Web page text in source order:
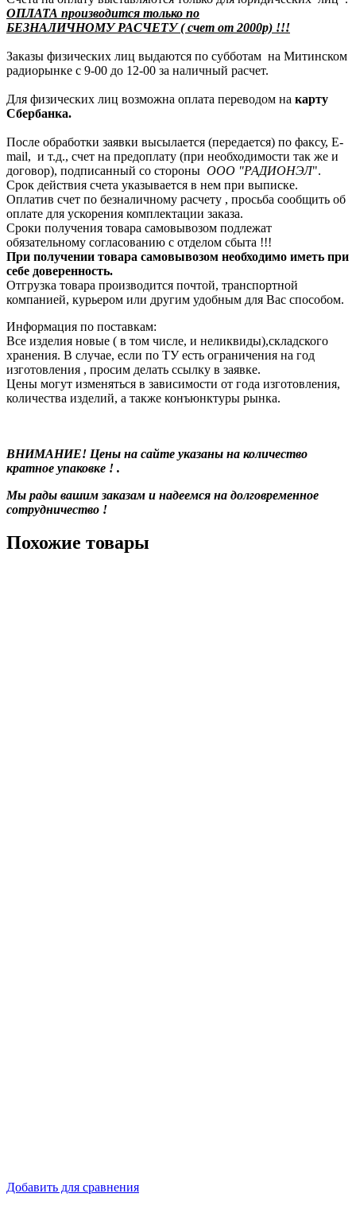
ОПЛАТА производится только по
БЕЗНАЛИЧНОМУ РАСЧЕТУ ( счет от 2000р) !!!
Заказы физических лиц выдаются по субботам на Митинском
радиорынке с 9-00 до 12-00 за наличный расчет.
Для физических лиц возможна оплата переводом на карту
Сбербанка.
После обработки заявки высылается (передается) по факсу, E-
mail, и т.д., счет на предоплату (при необходимости так же и
договор), подписанный со стороны ООО "РАДИОНЭЛ".
Срок действия счета указывается в нем при выписке.
Оплатив счет по безналичному расчету , просьба сообщить об
оплате для ускорения комплектации заказа.
Сроки получения товара самовывозом подлежат
обязательному согласованию с отделом сбыта !!!
При получении товара самовывозом необходимо иметь при
себе доверенность.
Отгрузка товара производится почтой, транспортной
компанией, курьером или другим удобным для Вас способом.
Информация по поставкам:
Все изделия новые ( в том числе, и неликвиды),складского
хранения. В случае, если по ТУ есть ограничения на год
изготовления , просим делать ссылку в заявке.
Цены могут изменяться в зависимости от года изготовления,
количества изделий, а также конъюнктуры рынка.
ВНИМАНИЕ! Цены на сайте указаны на количество
кратное упаковке ! .
Мы рады вашим заказам и надеемся на долговременное
сотрудничество !
Похожие товары
Добавить для сравнения